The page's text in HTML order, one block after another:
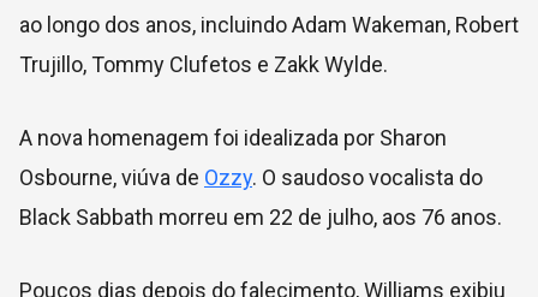
ao longo dos anos, incluindo Adam Wakeman, Robert
Trujillo, Tommy Clufetos e Zakk Wylde.
A nova homenagem foi idealizada por Sharon
Osbourne, viúva de Ozzy. O saudoso vocalista do
Black Sabbath morreu em 22 de julho, aos 76 anos.
Poucos dias depois do falecimento, Williams exibiu